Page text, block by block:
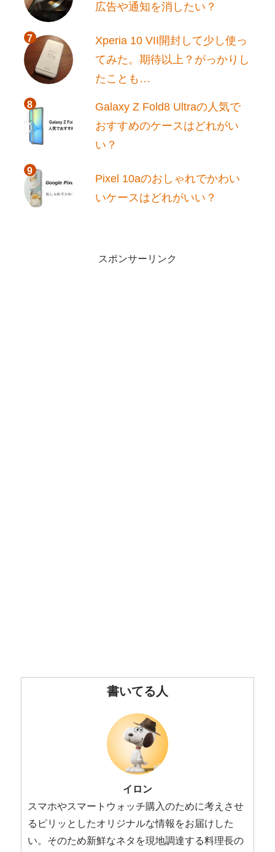
広告や通知を消したい？
Xperia 10 VII開封して少し使っ
てみた。期待以上？がっかりし
たことも…
Galaxy Z Fold8 Ultraの人気で
おすすめのケースはどれがい
い？
Pixel 10aのおしゃれでかわい
いケースはどれがいい？
スポンサーリンク
書いてる人
イロン
スマホやスマートウォッチ購入のために考えさせ
るピリッとしたオリジナルな情報をお届けした
い。そのため新鮮なネタを現地調達する料理長の